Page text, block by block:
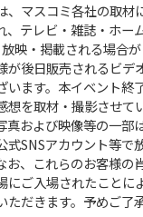
、マスコミ各社の取材
、テレビ・雑誌・ホー
映・掲載される場合
が後日販売されるビデ
います。本イベント終
想を取材・撮影させて
真および映像等の一部
式SNSアカウント等で
お、これらのお客様の
にご入場されたことに
だきます。予めご了